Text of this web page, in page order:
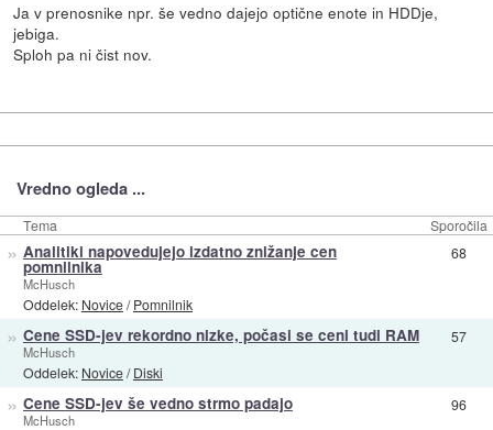
Ja v prenosnike npr. še vedno dajejo optične enote in HDDje,
jebiga.
Sploh pa ni čist nov.
Vredno ogleda ...
Tema Sporočila
» Analitiki napovedujejo izdatno znižanje cen
pomnilnika
McHusch
Oddelek: Novice/Pomnilnik
68
» Cene SSD-jev rekordno nizke, počasi se ceni tudi RAM
McHusch
Oddelek: Novice/Diski
57
» Cene SSD-jev še vedno strmo padajo
McHusch
96